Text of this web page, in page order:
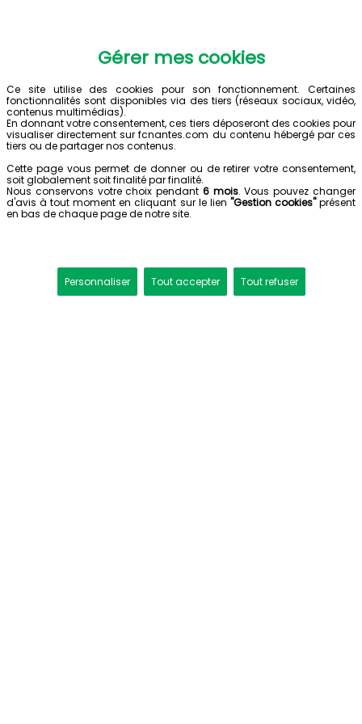
Gérer mes cookies
Ce site utilise des cookies pour son fonctionnement. Certaines
fonctionnalités sont disponibles via des tiers (réseaux sociaux, vidéo,
contenus multimédias).
En donnant votre consentement, ces tiers déposeront des cookies pour
visualiser directement sur fcnantes.com du contenu hébergé par ces
tiers ou de partager nos contenus.
Cette page vous permet de donner ou de retirer votre consentement,
soit globalement soit finalité par finalité.
Nous conservons votre choix pendant 6 mois. Vous pouvez changer
d'avis à tout moment en cliquant sur le lien "Gestion cookies"présent
en bas de chaque page de notre site.
Personnaliser Tout accepter Tout refuser